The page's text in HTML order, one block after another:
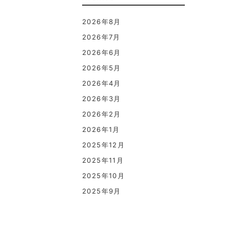
2026年8月
2026年7月
2026年6月
2026年5月
2026年4月
2026年3月
2026年2月
2026年1月
2025年12月
2025年11月
2025年10月
2025年9月